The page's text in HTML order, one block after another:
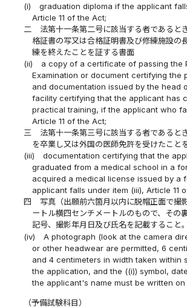
(i)
graduation diploma if the applicant
Article 11 of the Act;
二
法第十一条第二号に該当する者であると
格証書の写又は合格証明書及び修練施設の
練を終えたことを証する書面
(ii)
a copy of a certificate of passing the
Examination or document certifying the
and documentation issued by the head
facility certifying that the applicant has
practical training, if the applicant who
Article 11 of the Act;
三
法第十一条第三号に該当する者であると
を卒業し又は外国の医師免許を受けたこと
(iii)
documentation certifying that the
graduated from a medical school in a
acquired a medical license issued by a
applicant falls under item (iii), Article 11
四
写真（出願前六箇月以内に脱帽正面で撮
ートル横四センチメートルのもので、その
記号、撮影年月日及び氏名を記載すること。
(iv)
A photograph (look at the camera
or other headwear are permitted, 6
and 4 centimeters in width taken within
the application, and the ((i)) symbol,
the applicant's name must be written on
（予備試験科目）